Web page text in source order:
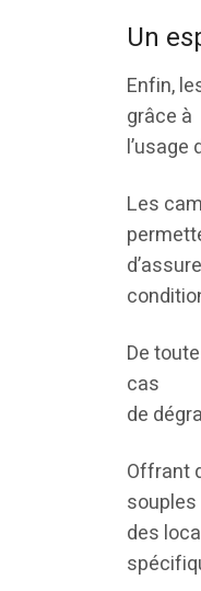
Un
Enfin,
grâce à
l’usage
Les
De
cas
de
Offrant
des